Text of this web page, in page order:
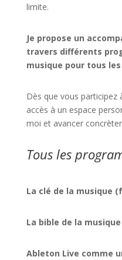
limite.
Je propose un
travers différents
musique pour tous
Dès que vous
accès à un espace
moi et avancer
Tous les
La clé de la musique
La bible de la
Ableton Live comme